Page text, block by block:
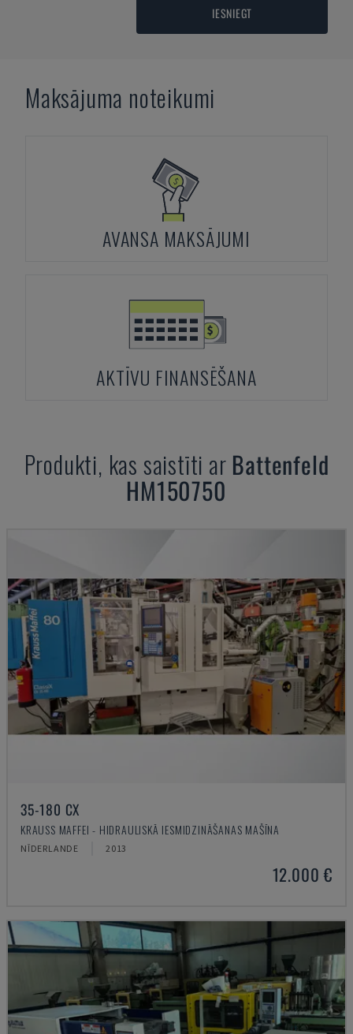
IESNIEGT
Maksājuma noteikumi
AVANSA MAKSĀJUMI
AKTĪVU FINANSĒŠANA
Produkti, kas saistīti ar Battenfeld
HM150750
35-180 CX
KRAUSS MAFFEI - HIDRAULISKĀ IESMIDZINĀŠANAS MAŠĪNA
NĪDERLANDE 2013
12.000 €